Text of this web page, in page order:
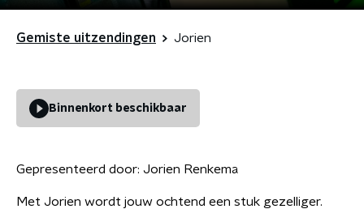
Gemiste uitzendingen Jorien
Binnenkort beschikbaar
Gepresenteerd door: Jorien Renkema
Met Jorien wordt jouw ochtend een stuk gezelliger.